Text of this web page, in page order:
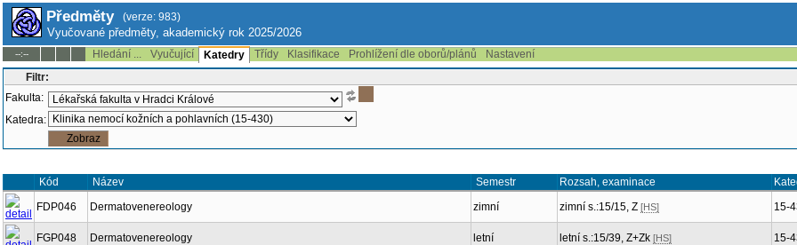
Předměty (verze: 983)
Vyučované předměty, akademický rok 2025/2026
--:-- Hledání ... Vyučující Katedry Třídy Klasifikace Prohlížení dle oborů/plánů
Nastavení
Filtr:
Fakulta:
Katedra:
Kód Název Semestr Rozsah, examinace
FDP046
Dermatovenereology zimní zimní s.:15/15, Z [HS] 15-
FGP048 Dermatovenereology letní letní s.:15/39, Z+Zk [HS] 15-